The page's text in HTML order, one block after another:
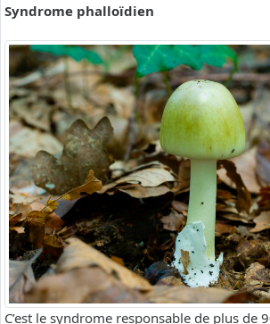
Syndrome phalloïdien
C’est le syndrome responsable de plus de